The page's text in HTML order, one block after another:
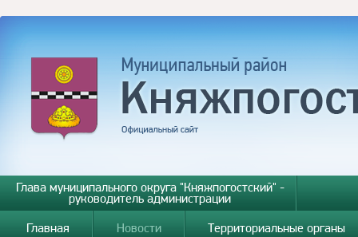
Глава муниципального округа "Княжпогостский" -
руководитель администрации
Главная
Новости Территориальные органы